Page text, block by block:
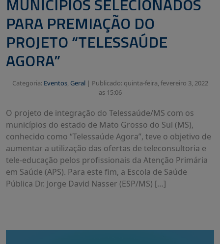
PARA PREMIAÇÃO DO
PROJETO “TELESSAÚDE
AGORA”
Categoria: Eventos, Geral| Publicado: quinta-feira, fevereiro 3, 2022
as 15:06
O projeto de integração do Telessaúde/MS com os
municípios do estado de Mato Grosso do Sul (MS),
conhecido como “Telessaúde Agora”, teve o objetivo de
aumentar a utilização das ofertas de teleconsultoria e
tele-educação pelos profissionais da Atenção Primária
em Saúde (APS). Para este fim, a Escola de Saúde
Pública Dr. Jorge David Nasser (ESP/MS) […]